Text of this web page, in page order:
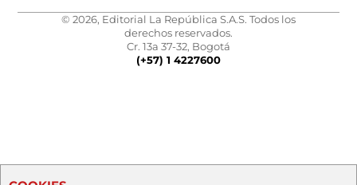
© 2026, Editorial La República S.A.S. Todos los
derechos reservados.
Cr. 13a 37-32, Bogotá
(+57) 1 4227600